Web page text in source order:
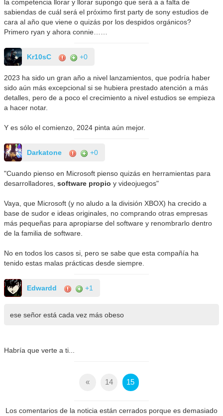
la competencia llorar y llorar supongo que será a a falta de
sabiendas de cuál será el próximo first party de sony estudios de
cara al año que viene o quizás por los despidos orgánicos?
Primero ryan y ahora connie……
Kr10sC +0
2023 ha sido un gran año a nivel lanzamientos, que podría haber
sido aún más excepcional si se hubiera prestado atención a más
detalles, pero de a poco el crecimiento a nivel estudios se empieza
a hacer notar.
Y es sólo el comienzo, 2024 pinta aún mejor.
Darkatone +0
"Cuando pienso en Microsoft pienso quizás en herramientas para
desarrolladores,software propio y videojuegos"
Vaya, que Microsoft (y no aludo a la división XBOX) ha crecido a
base de sudor e ideas originales, no comprando otras empresas
más pequeñas para apropiarse del software y renombrarlo dentro
de la familia de software.
No en todos los casos si, pero se sabe que esta compañía ha
tenido estas malas prácticas desde siempre.
Edwardd +1
ese señor está cada vez más obeso
Habría que verte a ti...
« 14 15
Los comentarios de la noticia están cerrados porque es demasiado